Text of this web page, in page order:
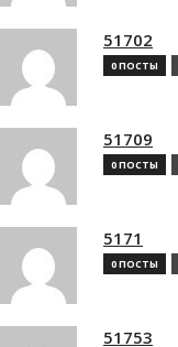
51702
0 ПОСТЫ
51709
0 ПОСТЫ
5171
0 ПОСТЫ
51753